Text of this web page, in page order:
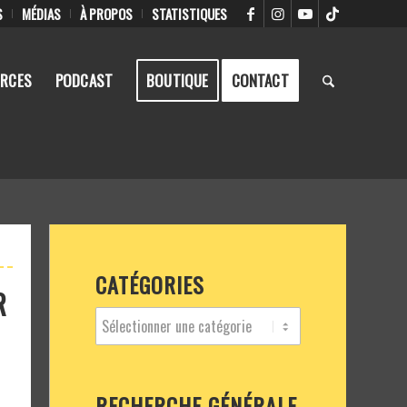
MÉDIAS À PROPOS STATISTIQUES
PODCAST BOUTIQUE CONTACT
CATÉGORIES